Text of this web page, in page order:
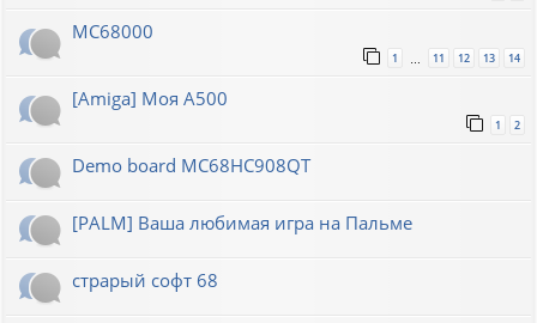
MC68000
1 11 12 13 14
[Amiga] Моя A500
1 2
Demo board MC68HC908QT
[PALM] Ваша любимая игра на Пальме
страрый софт 68